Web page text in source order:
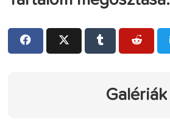
Galériák